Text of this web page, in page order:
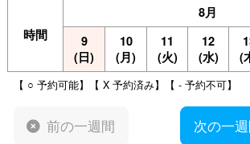
時間
8月
9
(日)
10
(月)
11
(火)
12
(水)
(
【 ○ 予約可能】【 X 予約済み】【 - 予約不可】
前の一週間 次の一